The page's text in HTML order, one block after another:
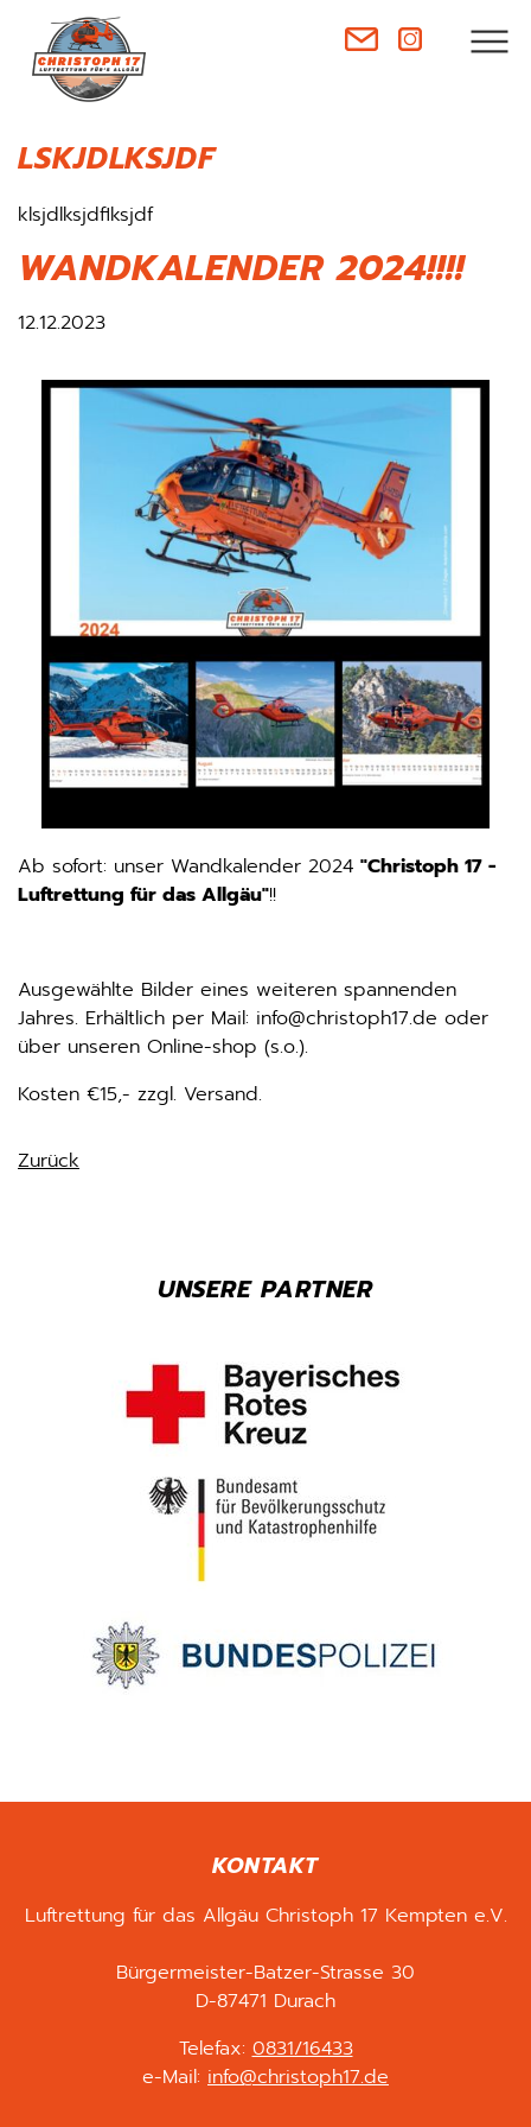
LSKJDLKSJDF
klsjdlksjdflksjdf
WANDKALENDER 2024!!!!
12.12.2023
Ab sofort: unser Wandkalender 2024 "Christoph 17 -
Luftrettung für das Allgäu"!!
Ausgewählte Bilder eines weiteren spannenden
Jahres. Erhältlich per Mail: info@christoph17.de oder
über unseren Online-shop (s.o.).
Kosten €15,- zzgl. Versand.
Zurück
UNSERE PARTNER
KONTAKT
Luftrettung für das Allgäu Christoph 17 Kempten e.V.
Bürgermeister-Batzer-Strasse 30
D-87471 Durach
Telefax:0831/16433
e-Mail: info@christoph17.de